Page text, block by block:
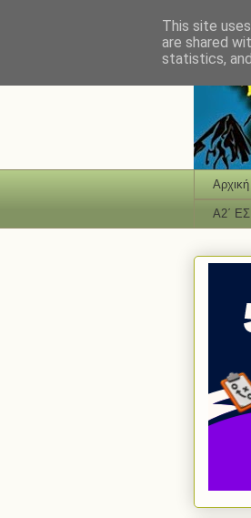
Α2΄
This site
are shared
statistics,